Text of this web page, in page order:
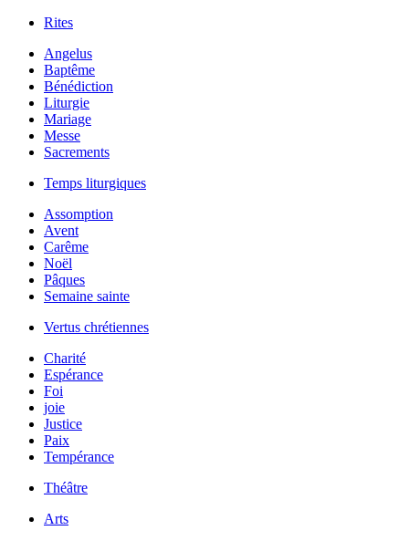
Rites
Angelus
Baptême
Bénédiction
Liturgie
Mariage
Messe
Sacrements
Temps liturgiques
Assomption
Avent
Carême
Noël
Pâques
Semaine sainte
Vertus chrétiennes
Charité
Espérance
Foi
joie
Justice
Paix
Tempérance
Théâtre
Arts